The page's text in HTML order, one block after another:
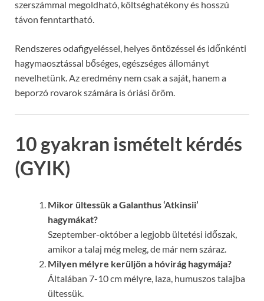
szerszámmal megoldható, költséghatékony és hosszú
távon fenntartható.
Rendszeres odafigyeléssel, helyes öntözéssel és időnkénti
hagymaosztással bőséges, egészséges állományt
nevelhetünk. Az eredmény nem csak a saját, hanem a
beporzó rovarok számára is óriási öröm.
10 gyakran ismételt kérdés
(GYIK)
Mikor ültessük a Galanthus ‘Atkinsii’
hagymákat?
Szeptember-október a legjobb ültetési időszak,
amikor a talaj még meleg, de már nem száraz.
Milyen mélyre kerüljön a hóvirág hagymája?
Általában 7-10 cm mélyre, laza, humuszos talajba
ültessük.